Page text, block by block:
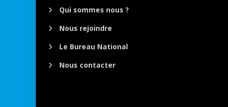
Qui sommes nous ?
Nous rejoindre
Le Bureau National
Nous contacter